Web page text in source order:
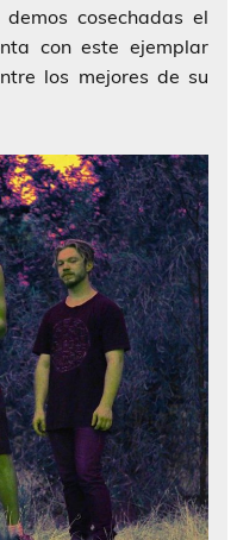
cosechadas el
con este ejemplar
los mejores de su